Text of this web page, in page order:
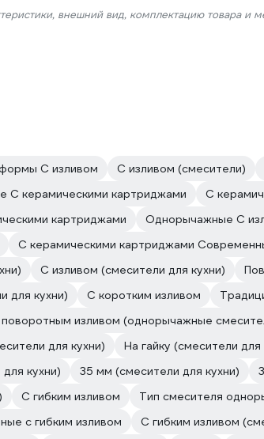
внешний вид, комплектацию товара и
С изливом
С изливом (смесители)
С керамическими картриджами
С
картриджами
Однорычажные С
С керамическими картриджами
С изливом (смесители для кухни)
для кухни) С коротким изливом
изливом (однорычажные
для кухни)
На гайку (смесители для
кухни) 35 мм (смесители для кухни)
С гибким изливом
Тип смесителя
с гибким изливом C гибким изливом